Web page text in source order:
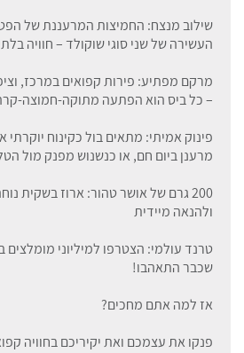
שילוב מנצח: החמיצות המרעננת של
העשירה של שני סוגי שוקולד – חוויה
מרקם מפתיע: פירות קפואים במרכז,
– כל ביס הוא הפתעה מתוקה-חמוצה-
פינוק אמיתי: מתאים בול כקינוח
מרענן ביום חם, או כנשנוש מפנק מול
200 גרם של אושר טהור: ארוז בשקית
ולהנאה מיידית
טרנד עולמי: הצטרפו למיליוני מומלצים
שכבר התאהבו!
אז למה אתם מחכים?
פנקו את עצמכם ואת יקיריכם בחוויה